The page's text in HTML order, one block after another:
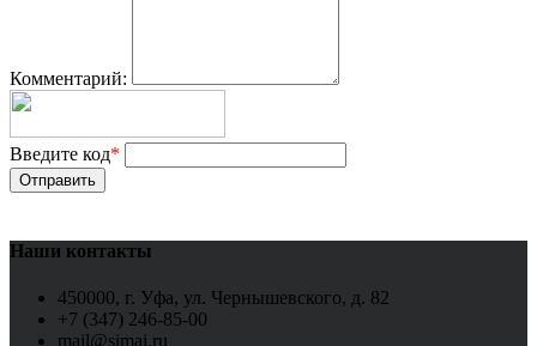
Комментарий:
Введите код*
Отправить
Наши контакты
450000, г. Уфа, ул. Чернышевского, д. 82
+7 (347) 246-85-00
mail@simai.ru